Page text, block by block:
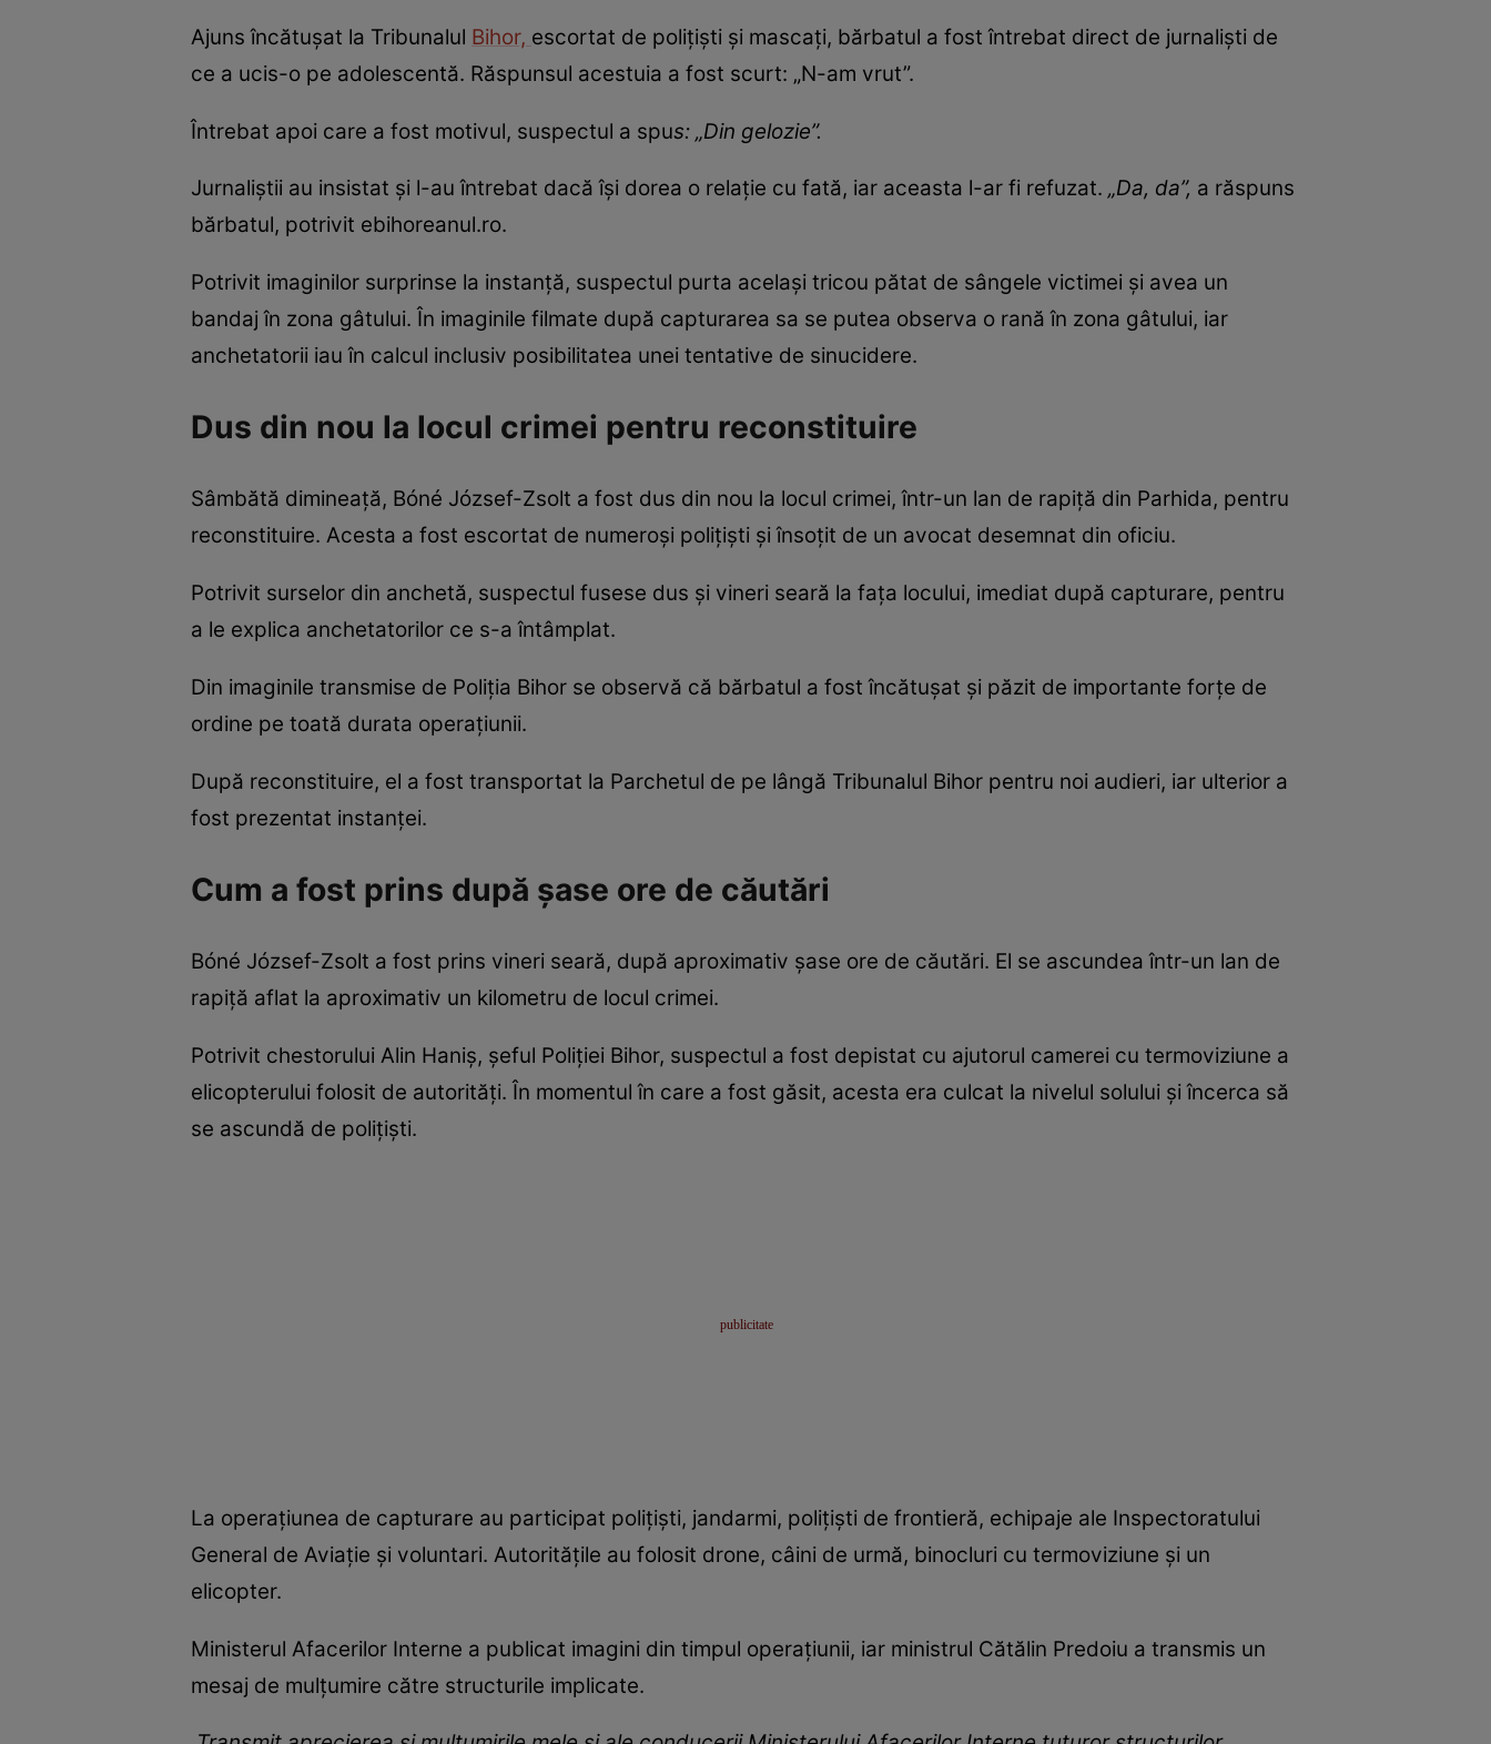
Ajuns încătușat la Tribunalul Bihor, escortat de polițiști și mascați, bărbatul a fost întrebat direct de jurnaliști de
ce a ucis-o pe adolescentă. Răspunsul acestuia a fost scurt: „N-am vrut”.
Întrebat apoi care a fost motivul, suspectul a spus: „Din gelozie”.
Jurnaliștii au insistat și l-au întrebat dacă își dorea o relație cu fată, iar aceasta l-ar fi refuzat. „Da, da”, a răspuns
bărbatul, potrivit ebihoreanul.ro.
Potrivit imaginilor surprinse la instanță, suspectul purta același tricou pătat de sângele victimei și avea un
bandaj în zona gâtului. În imaginile filmate după capturarea sa se putea observa o rană în zona gâtului, iar
anchetatorii iau în calcul inclusiv posibilitatea unei tentative de sinucidere.
Dus din nou la locul crimei pentru reconstituire
Sâmbătă dimineață, Bóné József-Zsolt a fost dus din nou la locul crimei, într-un lan de rapiță din Parhida, pentru
reconstituire. Acesta a fost escortat de numeroși polițiști și însoțit de un avocat desemnat din oficiu.
Potrivit surselor din anchetă, suspectul fusese dus și vineri seară la fața locului, imediat după capturare, pentru
a le explica anchetatorilor ce s-a întâmplat.
Din imaginile transmise de Poliția Bihor se observă că bărbatul a fost încătușat și păzit de importante forțe de
ordine pe toată durata operațiunii.
După reconstituire, el a fost transportat la Parchetul de pe lângă Tribunalul Bihor pentru noi audieri, iar ulterior a
fost prezentat instanței.
Cum a fost prins după șase ore de căutări
Bóné József-Zsolt a fost prins vineri seară, după aproximativ șase ore de căutări. El se ascundea într-un lan de
rapiță aflat la aproximativ un kilometru de locul crimei.
Potrivit chestorului Alin Haniș, șeful Poliției Bihor, suspectul a fost depistat cu ajutorul camerei cu termoviziune a
elicopterului folosit de autorități. În momentul în care a fost găsit, acesta era culcat la nivelul solului și încerca să
se ascundă de polițiști.
La operațiunea de capturare au participat polițiști, jandarmi, polițiști de frontieră, echipaje ale Inspectoratului
General de Aviație și voluntari. Autoritățile au folosit drone, câini de urmă, binocluri cu termoviziune și un
elicopter.
Ministerul Afacerilor Interne a publicat imagini din timpul operațiunii, iar ministrul Cătălin Predoiu a transmis un
mesaj de mulțumire către structurile implicate.